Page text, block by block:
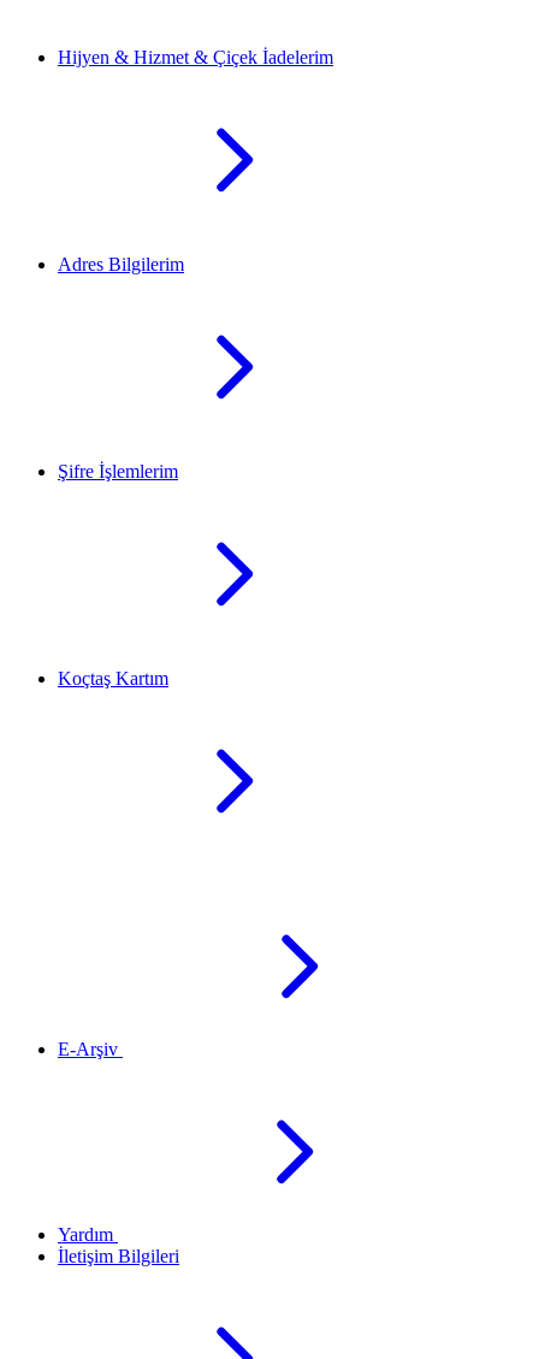
Hijyen & Hizmet & Çiçek İadelerim
Adres Bilgilerim
Şifre İşlemlerim
Koçtaş Kartım
E-Arşiv
Yardım
İletişim Bilgileri